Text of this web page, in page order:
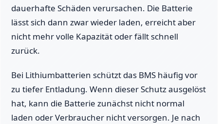
dauerhafte Schäden verursachen. Die Batterie
lässt sich dann zwar wieder laden, erreicht aber
nicht mehr volle Kapazität oder fällt schnell
zurück.
Bei Lithiumbatterien schützt das BMS häufig vor
zu tiefer Entladung. Wenn dieser Schutz ausgelöst
hat, kann die Batterie zunächst nicht normal
laden oder Verbraucher nicht versorgen. Je nach